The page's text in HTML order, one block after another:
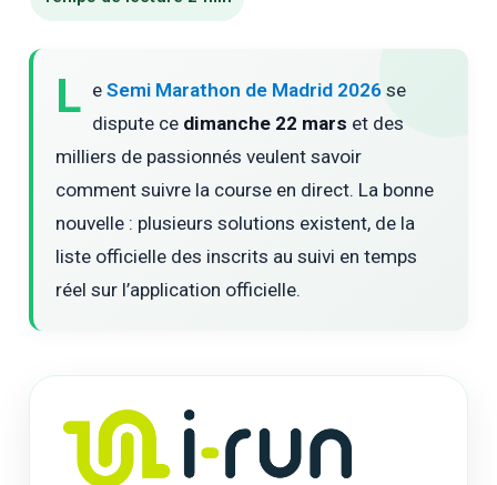
L eSemi Marathon de Madrid 2026 se
dispute ce dimanche 22 mars et des
milliers de passionnés veulent savoir
comment suivre la course en direct. La bonne
nouvelle : plusieurs solutions existent, de la
liste officielle des inscrits au suivi en temps
réel sur l’application officielle.